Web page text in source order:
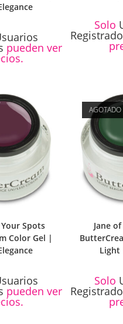
pueden ver
Solo
Spots
Color Gel |
pueden ver
AGOTADO
Jane
Light
Solo